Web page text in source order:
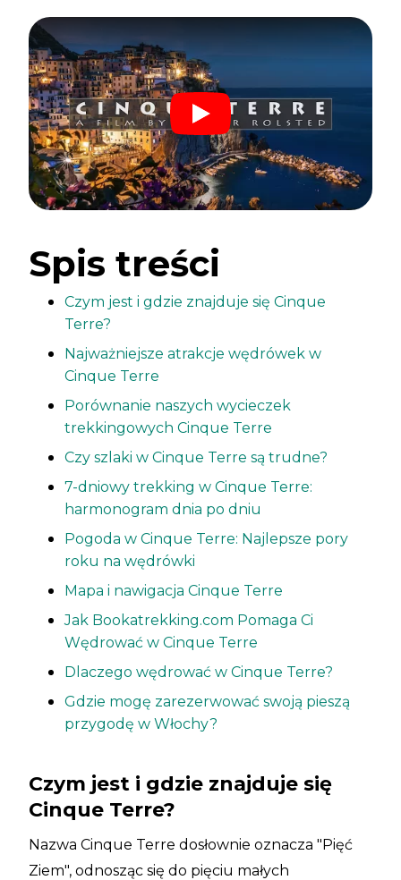
Spis treści
Czym jest i gdzie znajduje się Cinque
Terre?
Najważniejsze atrakcje wędrówek w
Cinque Terre
Porównanie naszych wycieczek
trekkingowych Cinque Terre
Czy szlaki w Cinque Terre są trudne?
7-dniowy trekking w Cinque Terre:
harmonogram dnia po dniu
Pogoda w Cinque Terre: Najlepsze pory
roku na wędrówki
Mapa i nawigacja Cinque Terre
Jak Bookatrekking.com Pomaga Ci
Wędrować w Cinque Terre
Dlaczego wędrować w Cinque Terre?
Gdzie mogę zarezerwować swoją pieszą
przygodę w Włochy?
Czym jest i gdzie znajduje się
Cinque Terre?
Nazwa Cinque Terre dosłownie oznacza "Pięć
Ziem", odnosząc się do pięciu małych